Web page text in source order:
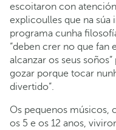
escoitaron con
explicoulles que na súa
programa cunha
“deben crer no que fan
alcanzar os seus
gozar porque tocar
divertido”.
Os pequenos músicos,
os 5 e os 12 anos,